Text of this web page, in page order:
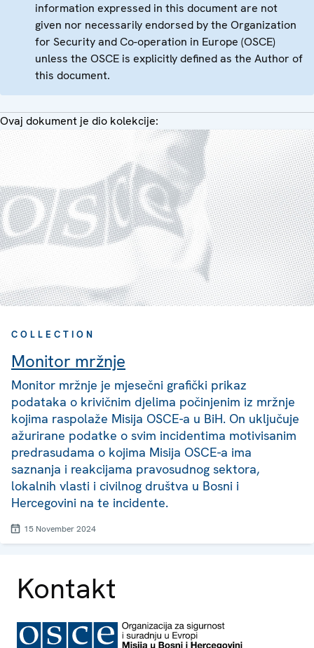
information expressed in this document are not
given nor necessarily endorsed by the Organization
for Security and Co-operation in Europe (OSCE)
unless the OSCE is explicitly defined as the Author of
this document.
Ovaj dokument je dio kolekcije:
COLLECTION
Monitor mržnje
Monitor mržnje je mjesečni grafički prikaz
podataka o krivičnim djelima počinjenim iz mržnje
kojima raspolaže Misija OSCE-a u BiH. On uključuje
ažurirane podatke o svim incidentima motivisanim
predrasudama o kojima Misija OSCE-a ima
saznanja i reakcijama pravosudnog sektora,
lokalnih vlasti i civilnog društva u Bosni i
Hercegovini na te incidente.
15 November 2024
Kontakt